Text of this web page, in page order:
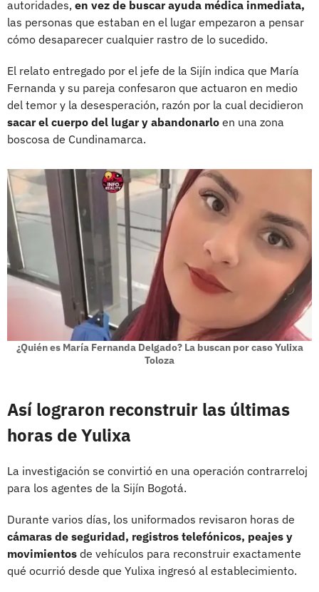
autoridades, en vez de buscar ayuda médica inmediata,
las personas que estaban en el lugar empezaron a pensar
cómo desaparecer cualquier rastro de lo sucedido.
El relato entregado por el jefe de la Sijín indica que María
Fernanda y su pareja confesaron que actuaron en medio
del temor y la desesperación, razón por la cual decidieron
sacar el cuerpo del lugar y abandonarlo en una zona
boscosa de Cundinamarca.
¿Quién es María Fernanda Delgado? La buscan por caso Yulixa
Toloza
Así lograron reconstruir las últimas
horas de Yulixa
La investigación se convirtió en una operación contrarreloj
para los agentes de la Sijín Bogotá.
Durante varios días, los uniformados revisaron horas de
cámaras de seguridad, registros telefónicos, peajes y
movimientos de vehículos para reconstruir exactamente
qué ocurrió desde que Yulixa ingresó al establecimiento.